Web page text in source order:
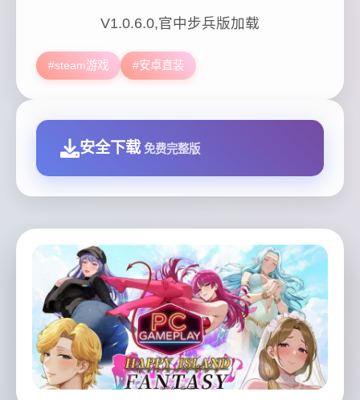
V1.0.6.0,官中步兵版加载
#steam游戏 #安卓直装
安全下载 免费完整版